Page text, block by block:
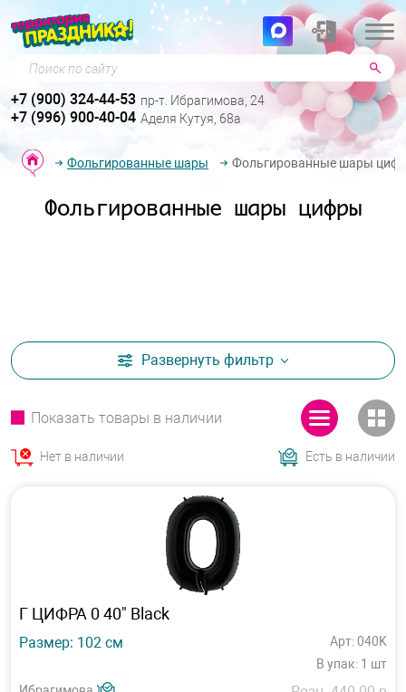
Поиск по сайту
+7 (900) 324-44-53 пр-т. Ибрагимова, 24
+7 (996) 900-40-04 Аделя Кутуя, 68а
Фольгированные шары Фольгированные шары
Фольгированные шары цифры
Развернуть фильтр
Показать товары в наличии
Нет в наличии Есть в наличии
Г ЦИФРА 0 40" Black
Размер: 102 см
Арт: 040K
В упак: 1 шт